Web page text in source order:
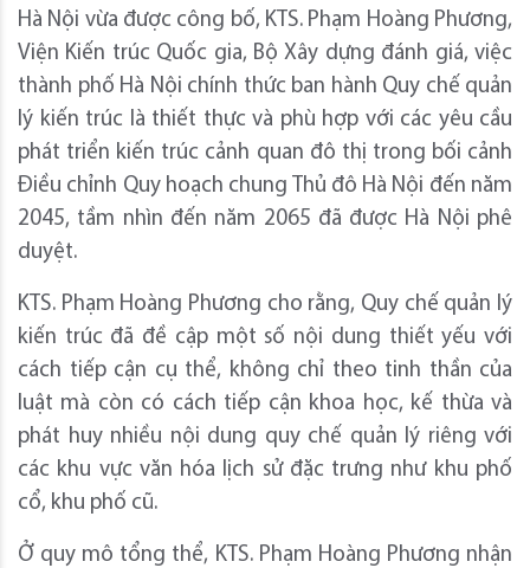
Hà Nội vừa được công bố, KTS. Phạm Hoàng Phương,
Viện Kiến trúc Quốc gia, Bộ Xây dựng đánh giá, việc
thành phố Hà Nội chính thức ban hành Quy chế quản
lý kiến trúc là thiết thực và phù hợp với các yêu cầu
phát triển kiến trúc cảnh quan đô thị trong bối cảnh
Điều chỉnh Quy hoạch chung Thủ đô Hà Nội đến năm
2045, tầm nhìn đến năm 2065 đã được Hà Nội phê
duyệt.
KTS. Phạm Hoàng Phương cho rằng, Quy chế quản lý
kiến trúc đã đề cập một số nội dung thiết yếu với
cách tiếp cận cụ thể, không chỉ theo tinh thần của
luật mà còn có cách tiếp cận khoa học, kế thừa và
phát huy nhiều nội dung quy chế quản lý riêng với
các khu vực văn hóa lịch sử đặc trưng như khu phố
cổ, khu phố cũ.
Ở quy mô tổng thể, KTS. Phạm Hoàng Phương nhận